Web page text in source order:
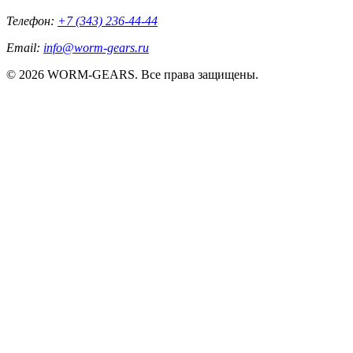
Телефон: +7 (343) 236-44-44
Email: info@worm-gears.ru
© 2026 WORM-GEARS. Все права защищены.